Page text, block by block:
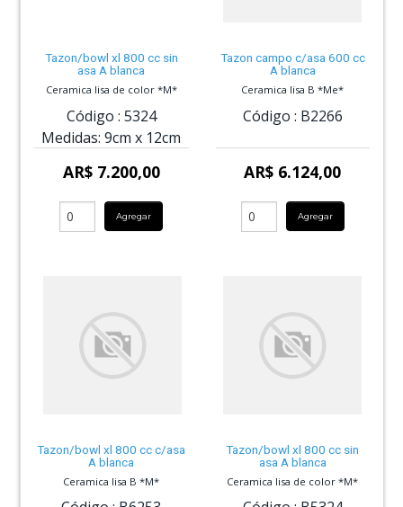
Tazon/bowl xl 800 cc sin
asa A blanca
Ceramica lisa de color *M*
Código : 5324
Medidas: 9cm x 12cm
AR$ 7.200,00
Agregar
Tazon campo c/asa 600 cc
A blanca
Ceramica lisa B *Me*
Código : B2266
AR$ 6.124,00
Agregar
Tazon/bowl xl 800 cc c/asa
A blanca
Ceramica lisa B *M*
Tazon/bowl xl 800 cc sin
asa A blanca
Ceramica lisa de color *M*